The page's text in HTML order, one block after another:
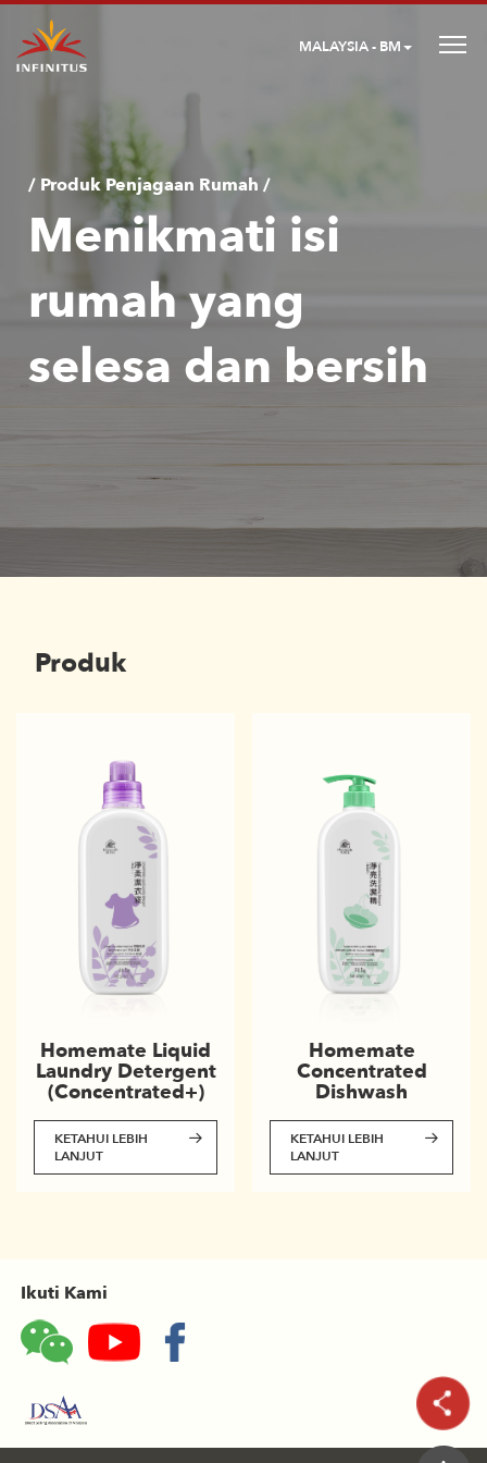
MALAYSIA - BM
/ Produk Penjagaan Rumah /
Menikmati isi
rumah yang
selesa dan bersih
Produk
Homemate Liquid
Laundry Detergent
(Concentrated+)
KETAHUI LEBIH
LANJUT
Homemate
Concentrated
Dishwash
KETAHUI LEBIH
LANJUT
Ikuti Kami